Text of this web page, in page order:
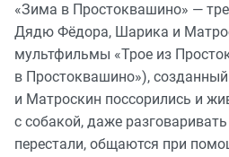
«Зима в Простоквашино» —
Дядю Фёдора, Шарика и
мультфильмы «Трое из
в Простоквашино»),
и Матроскин поссорились и
с собакой, даже
перестали, общаются при